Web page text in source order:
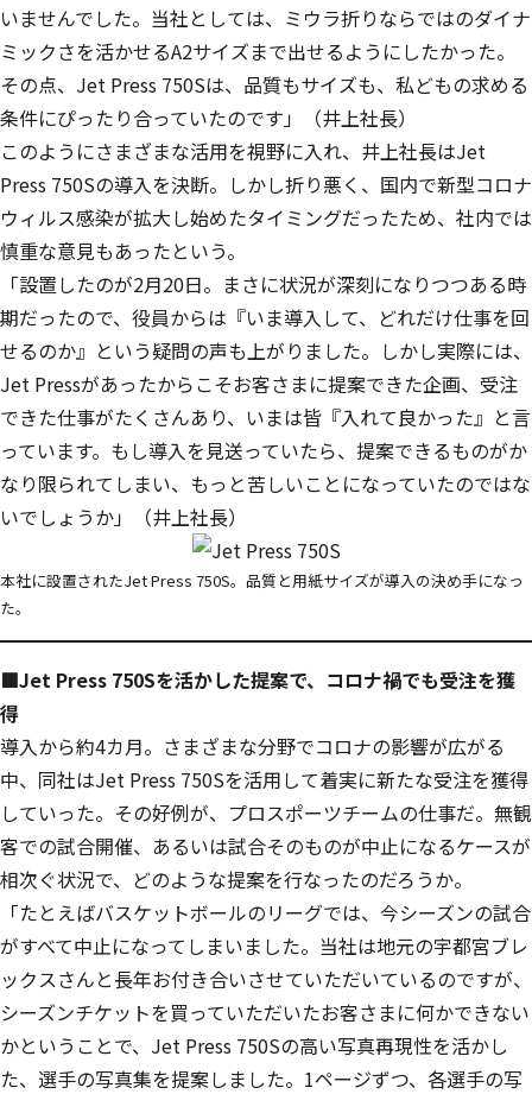
いませんでした。当社としては、ミウラ折りならではのダイナ
ミックさを活かせるA2サイズまで出せるようにしたかった。
その点、Jet Press 750Sは、品質もサイズも、私どもの求める
条件にぴったり合っていたのです」（井上社長）
このようにさまざまな活用を視野に入れ、井上社長はJet
Press 750Sの導入を決断。しかし折り悪く、国内で新型コロナ
ウィルス感染が拡大し始めたタイミングだったため、社内では
慎重な意見もあったという。
「設置したのが2月20日。まさに状況が深刻になりつつある時
期だったので、役員からは『いま導入して、どれだけ仕事を回
せるのか』という疑問の声も上がりました。しかし実際には、
Jet Pressがあったからこそお客さまに提案できた企画、受注
できた仕事がたくさんあり、いまは皆『入れて良かった』と言
っています。 もし導入を見送っていたら、提案できるものがか
なり限られてしまい、もっと苦しいことになっていたのではな
いでしょうか」（井上社長）
本社に設置されたJet Press 750S。品質と用紙サイズが導入の決め手になっ
た。
■Jet Press 750Sを活かした提案で、コロナ禍でも受注を獲
得
導入から約4カ月。さまざまな分野でコロナの影響が広がる
中、同社はJet Press 750Sを活用して着実に新たな受注を獲得
していった。その好例が、プロスポーツチームの仕事だ。無観
客での試合開催、あるいは試合そのものが中止になるケースが
相次ぐ状況で、どのような提案を行なったのだろうか。
「たとえばバスケットボールのリーグでは、今シーズンの試合
がすべて中止になってしまいました。当社は地元の宇都宮ブレ
ックスさんと長年お付き合いさせていただいているのですが、
シーズンチケットを買っていただいたお客さまに何かできない
かということで、Jet Press 750Sの高い写真再現性を活かし
た、選手の写真集を提案しました。1ページずつ、各選手の写